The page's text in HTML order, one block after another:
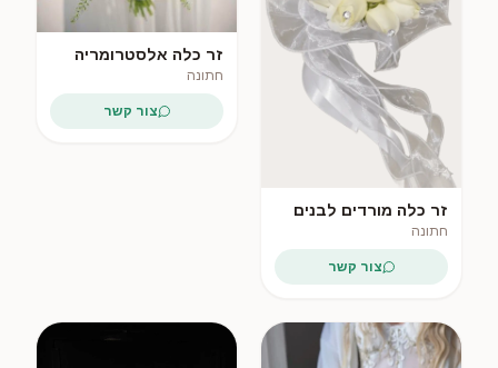
זר כלה מורדים לבנים
חתונה
צור קשר
זר כלה אלסטרומריה
לבנה
חתונה
צור קשר